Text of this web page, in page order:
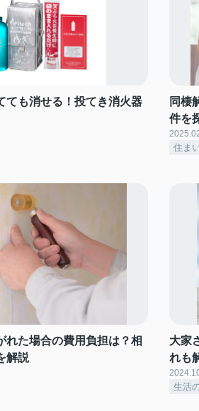
ても消せる！投てき消火器
同棲
件を
住ま
れた場合の費用負担は？相
解説
大家
れも
生活